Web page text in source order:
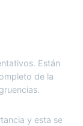
Están
de la
y esta se